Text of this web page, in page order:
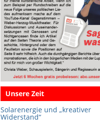
Unsere Zeit
Solarenergie und „kreativer
Widerstand“